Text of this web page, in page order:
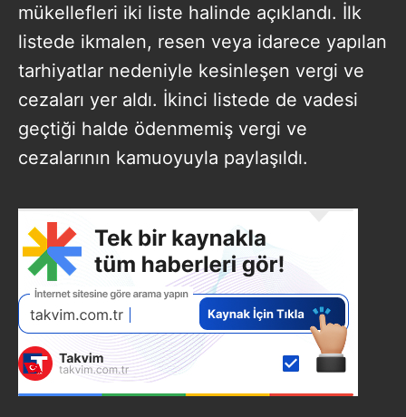
mükellefleri iki liste halinde açıklandı. İlk
listede ikmalen, resen veya idarece yapılan
tarhiyatlar nedeniyle kesinleşen vergi ve
cezaları yer aldı. İkinci listede de vadesi
geçtiği halde ödenmemiş vergi ve
cezalarının kamuoyuyla paylaşıldı.